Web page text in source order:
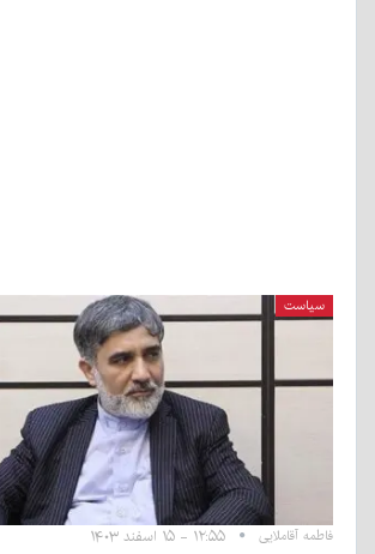
سیاست
فاطمه آقاملایی ۱۲:۵۵ - ۱۵ اسفند ۱۴۰۳